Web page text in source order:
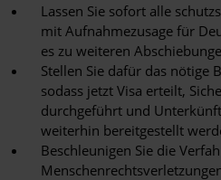
Lassen Sie sofort alle
mit Aufnahmezusage für
es zu weiteren
Stellen Sie dafür das nötige
sodass jetzt Visa erteilt,
durchgeführt und
weiterhin bereitgestellt
Beschleunigen Sie die